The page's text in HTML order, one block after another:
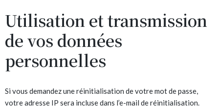
Utilisation et transmission
de vos données
personnelles
Si vous demandez une réinitialisation de votre mot de passe,
votre adresse IP sera incluse dans l’e-mail de réinitialisation.